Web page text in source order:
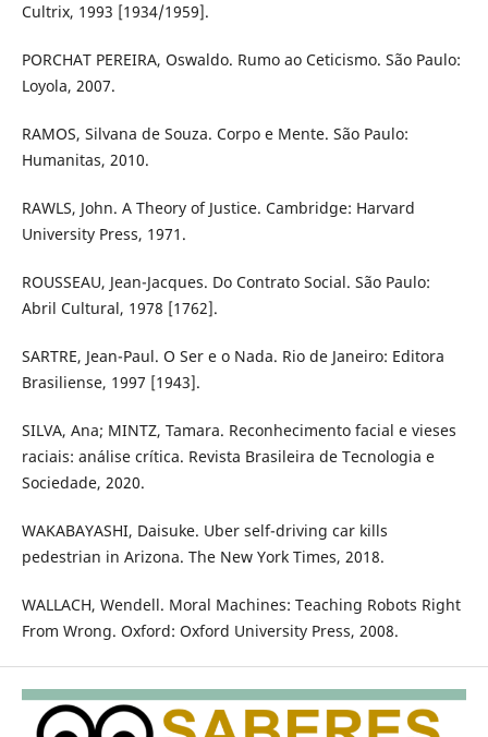
Cultrix, 1993 [1934/1959].
PORCHAT PEREIRA, Oswaldo. Rumo ao Ceticismo. São Paulo:
Loyola, 2007.
RAMOS, Silvana de Souza. Corpo e Mente. São Paulo:
Humanitas, 2010.
RAWLS, John. A Theory of Justice. Cambridge: Harvard
University Press, 1971.
ROUSSEAU, Jean-Jacques. Do Contrato Social. São Paulo:
Abril Cultural, 1978 [1762].
SARTRE, Jean-Paul. O Ser e o Nada. Rio de Janeiro: Editora
Brasiliense, 1997 [1943].
SILVA, Ana; MINTZ, Tamara. Reconhecimento facial e vieses
raciais: análise crítica. Revista Brasileira de Tecnologia e
Sociedade, 2020.
WAKABAYASHI, Daisuke. Uber self-driving car kills
pedestrian in Arizona. The New York Times, 2018.
WALLACH, Wendell. Moral Machines: Teaching Robots Right
From Wrong. Oxford: Oxford University Press, 2008.